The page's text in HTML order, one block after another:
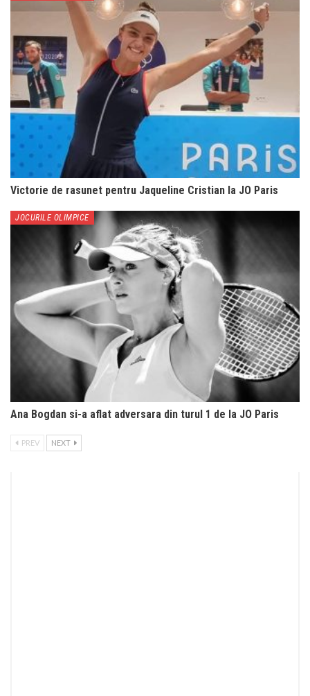
Victorie de rasunet pentru Jaqueline Cristian la JO Paris
JOCURILE OLIMPICE
Ana Bogdan si-a aflat adversara din turul 1 de la JO Paris
PREV NEXT